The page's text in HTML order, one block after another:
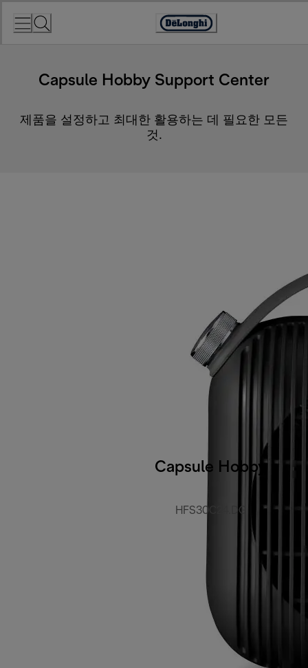
Accessibility
Capsule Hobby Support Center
제품을 설정하고 최대한 활용하는 데 필요한 모든
것.
Capsule Hobby
HFS30C24.DG